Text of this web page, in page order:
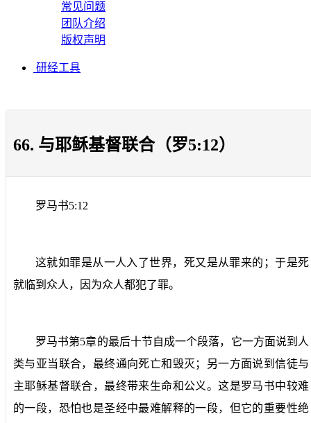
常见问题
团队介绍
版权声明
研经工具
66. 与耶稣基督联合（罗5:12）
罗马书5:12
这就如罪是从一人入了世界，死又是从罪来的；于是死
就临到众人，因为众人都犯了罪。
罗马书第5章的最后十节自成一个段落，它一方面说到人
类与亚当联合，最终通向死亡和毁灭；另一方面说到信徒与
主耶稣基督联合，最终带来生命和公义。这是罗马书中较难
的一段，恐怕也是圣经中最难解释的一段，但它的重要性绝